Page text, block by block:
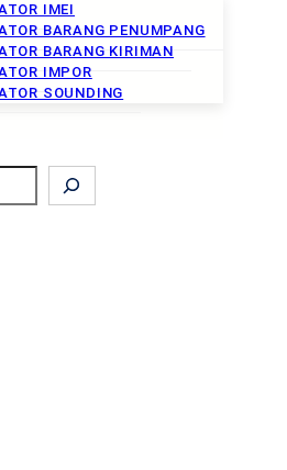
IMEI
BARANG PENUMPANG
BARANG KIRIMAN
IMPOR
SOUNDING